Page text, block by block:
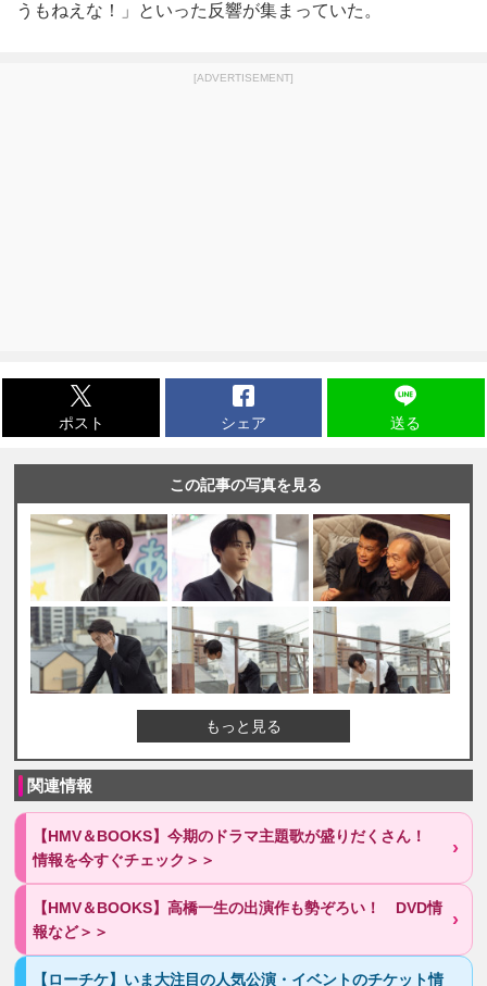
うもねえな！」といった反響が集まっていた。
[ADVERTISEMENT]
ポスト シェア 送る
この記事の写真を見る
もっと見る
関連情報
【HMV＆BOOKS】今期のドラマ主題歌が盛りだくさん！
情報を今すぐチェック＞＞
【HMV＆BOOKS】高橋一生の出演作も勢ぞろい！ DVD情
報など＞＞
【ローチケ】いま大注目の人気公演・イベントのチケット情